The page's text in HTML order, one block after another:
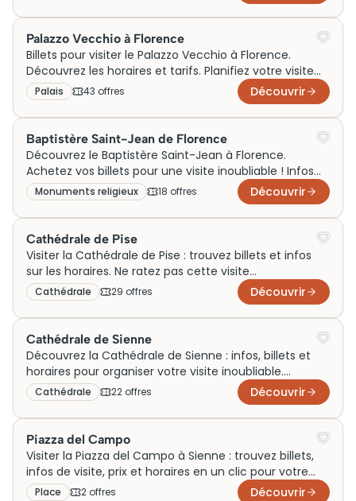
Palazzo Vecchio à Florence
Billets pour visiter le Palazzo Vecchio à Florence.
Découvrez les horaires et tarifs. Planifiez votre visite
dès maintenant et explorez ce joyau historique !
Palais 43 offres Découvrir
Baptistère Saint-Jean de Florence
Découvrez le Baptistère Saint-Jean à Florence.
Achetez vos billets pour une visite inoubliable ! Infos
sur prix et horaires inclus.
Monuments religieux 18 offres Découvrir
Cathédrale de Pise
Visiter la Cathédrale de Pise : trouvez billets et infos
sur les horaires. Ne ratez pas cette visite
incontournable! Réservez dès maintenant!
Cathédrale 29 offres Découvrir
Cathédrale de Sienne
Découvrez la Cathédrale de Sienne : infos, billets et
horaires pour organiser votre visite inoubliable.
Réservez et visitez dès aujourd'hui !
Cathédrale 22 offres Découvrir
Piazza del Campo
Visiter la Piazza del Campo à Sienne : trouvez billets,
infos de visite, prix et horaires en un clic pour votre
aventure italienne inoubliable !
Place 2 offres Découvrir